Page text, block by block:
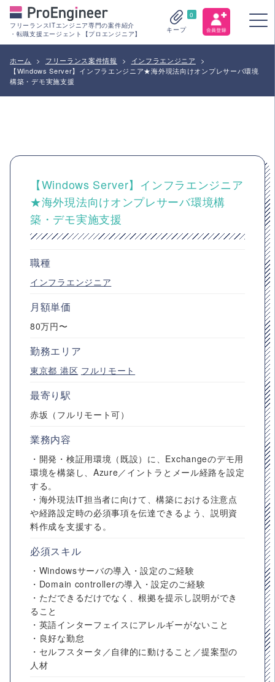
フリーランスITエンジニア専門の案件紹介
・転職支援エージェント【プロエンジニア】
0
キープ
ホーム > フリーランス案件情報 > インフラエンジニア
>
【Windows Server】インフラエンジニア★海外現法向けオンプレサーバ環境
構築・デモ実施支援
【Windows Server】インフラエンジニア
★海外現法向けオンプレサーバ環境構
築・デモ実施支援
職種
インフラエンジニア
月額単価
80万円〜
勤務エリア
東京都 港区 フルリモート
最寄り駅
赤坂（フルリモート可）
業務内容
・開発・検証用環境（既設）に、Exchangeのデモ用
環境を構築し、Azure／イントラとメール経路を設定
する。
・海外現法IT担当者に向けて、構築における注意点
や経路設定時の必須事項を伝達できるよう、説明資
料作成を支援する。
必須スキル
・Windowsサーバの導入・設定のご経験
・Domain controllerの導入・設定のご経験
・ただできるだけでなく、根拠を提示し説明ができ
ること
・英語インターフェイスにアレルギーがないこと
・良好な勤怠
・セルフスタータ／自律的に動けること／提案型の
人材